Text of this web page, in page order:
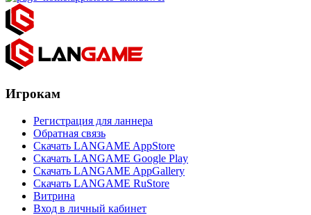
Игрокам
Регистрация для ланнера
Обратная связь
Скачать LANGAME AppStore
Скачать LANGAME Google Play
Скачать LANGAME AppGallery
Скачать LANGAME RuStore
Витрина
Вход в личный кабинет